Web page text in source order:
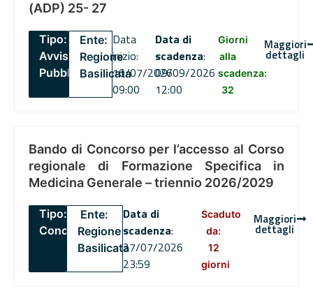
(ADP) 25- 27
Tipo:
Avviso
Pubblico
Ente:
Regione
Basilicata
Data
inizio:
16/07/2026
09:00
Data di
scadenza:
09/09/2026
12:00
Giorni
alla
scadenza:
32
Maggiori
dettagli
Bando di Concorso per l’accesso al Corso
regionale di Formazione Specifica in
Medicina Generale – triennio 2026/2029
Tipo:
Concorsi
Ente:
Regione
Basilicata
Data di
scadenza:
27/07/2026
23:59
Scaduto
da:
12
giorni
Maggiori
dettagli